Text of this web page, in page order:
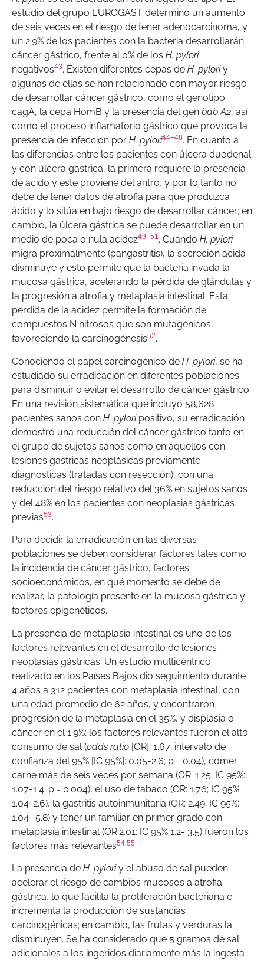
estudio del grupo EUROGAST determinó un aumento
de seis veces en el riesgo de tener adenocarcinoma, y
un 2.9% de los pacientes con la bacteria desarrollarán
cáncer gástrico, frente al 0% de los H. pylori
negativos43. Existen diferentes cepas de H. pyloriy
algunas de ellas se han relacionado con mayor riesgo
de desarrollar cáncer gástrico, como el genotipo
cagA, la cepa HomB y la presencia del gen bab A2, así
como el proceso inflamatorio gástrico que provoca la
presencia de infección por H. pylori44–48. En cuanto a
las diferencias entre los pacientes con úlcera duodenal
y con úlcera gástrica, la primera requiere la presencia
de ácido y este proviene del antro, y por lo tanto no
debe de tener datos de atrofia para que produzca
ácido y lo sitúa en bajo riesgo de desarrollar cáncer; en
cambio, la úlcera gástrica se puede desarrollar en un
medio de poca o nula acidez49–51. Cuando H. pylori
migra proximalmente (pangastritis), la secreción acida
disminuye y esto permite que la bacteria invada la
mucosa gástrica, acelerando la pérdida de glándulas y
la progresión a atrofia y metaplasia intestinal. Esta
pérdida de la acidez permite la formación de
compuestos N nitrosos que son mutagénicos,
favoreciendo la carcinogénesis52.
Conociendo el papel carcinogénico de H. pylori, se ha
estudiado su erradicación en diferentes poblaciones
para disminuir o evitar el desarrollo de cáncer gástrico.
En una revisión sistemática que incluyó 58,628
pacientes sanos con H. pyloripositivo, su erradicación
demostró una reducción del cáncer gástrico tanto en
el grupo de sujetos sanos como en aquellos con
lesiones gástricas neoplásicas previamente
diagnosticas (tratadas con resección), con una
reducción del riesgo relativo del 36% en sujetos sanos
y del 48% en los pacientes con neoplasias gástricas
previas53.
Para decidir la erradicación en las diversas
poblaciones se deben considerar factores tales como
la incidencia de cáncer gástrico, factores
socioeconómicos, en qué momento se debe de
realizar, la patología presente en la mucosa gástrica y
factores epigenéticos.
La presencia de metaplasia intestinal es uno de los
factores relevantes en el desarrollo de lesiones
neoplasias gástricas. Un estudio multicéntrico
realizado en los Países Bajos dio seguimiento durante
4 años a 312 pacientes con metaplasia intestinal, con
una edad promedio de 62 años, y encontraron
progresión de la metaplasia en el 35%, y displasia o
cáncer en el 1.9%; los factores relevantes fueron el alto
consumo de sal (odds ratio [OR]: 1.67; intervalo de
confianza del 95% [IC 95%]: 0.05-2.6; p = 0.04), comer
carne más de seis veces por semana (OR: 1.25; IC 95%:
1.07-1.4; p = 0.004), el uso de tabaco (OR: 1.76; IC 95%:
1.04-2.6), la gastritis autoinmunitaria (OR: 2.49; IC 95%:
1.04 -5.8) y tener un familiar en primer grado con
metaplasia intestinal (OR:2.01: IC 95% 1.2- 3.5) fueron los
factores más relevantes54 55.
La presencia de H. pyloriy el abuso de sal pueden
acelerar el riesgo de cambios mucosos a atrofia
gástrica, lo que facilita la proliferación bacteriana e
incrementa la producción de sustancias
carcinogénicas; en cambio, las frutas y verduras la
disminuyen. Se ha considerado que 5 gramos de sal
adicionales a los ingeridos diariamente más la ingesta